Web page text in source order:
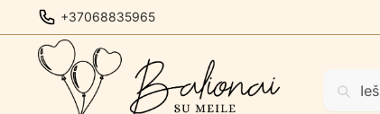
to
navigation
to
content
+37068835965